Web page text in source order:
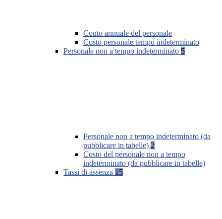
Conto annuale del personale
Costo personale tempo indeterminato
Personale non a tempo indeterminato 5
Personale non a tempo indeterminato (da
pubblicare in tabelle) 2
Costo del personale non a tempo
indeterminato (da pubblicare in tabelle)
Tassi di assenza 15